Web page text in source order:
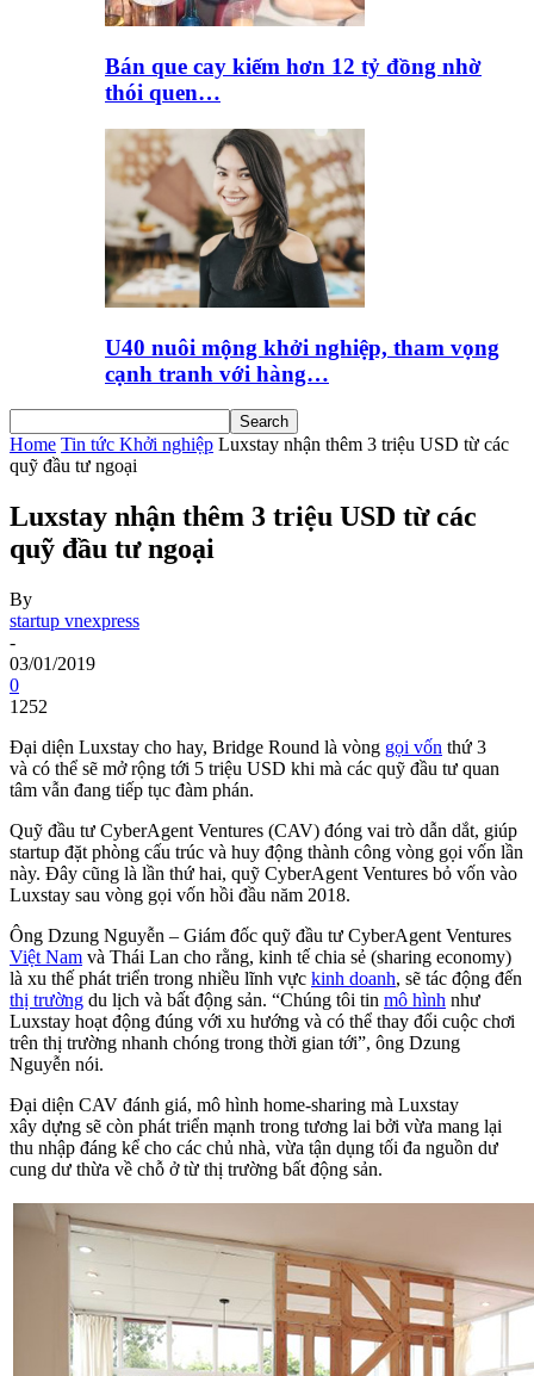
Bán que cay kiếm hơn 12 tỷ đồng nhờ
thói quen…
U40 nuôi mộng khởi nghiệp, tham vọng
cạnh tranh với hàng…
Home Tin tức Khởi nghiệp Luxstay nhận thêm 3 triệu USD từ các
quỹ đầu tư ngoại
Luxstay nhận thêm 3 triệu USD từ các
quỹ đầu tư ngoại
By
startup vnexpress
-
03/01/2019
0
1252
Đại diện Luxstay cho hay, Bridge Round là vòng gọi vốn thứ 3
và có thể sẽ mở rộng tới 5 triệu USD khi mà các quỹ đầu tư quan
tâm vẫn đang tiếp tục đàm phán.
Quỹ đầu tư CyberAgent Ventures (CAV) đóng vai trò dẫn dắt, giúp
startup đặt phòng cấu trúc và huy động thành công vòng gọi vốn lần
này. Đây cũng là lần thứ hai, quỹ CyberAgent Ventures bỏ vốn vào
Luxstay sau vòng gọi vốn hồi đầu năm 2018.
Ông Dzung Nguyễn – Giám đốc quỹ đầu tư CyberAgent Ventures
Việt Nam và Thái Lan cho rằng, kinh tế chia sẻ (sharing economy)
là xu thế phát triển trong nhiều lĩnh vực kinh doanh, sẽ tác động đến
thị trường du lịch và bất động sản. “Chúng tôi tin mô hình như
Luxstay hoạt động đúng với xu hướng và có thể thay đổi cuộc chơi
trên thị trường nhanh chóng trong thời gian tới”, ông Dzung
Nguyễn nói.
Đại diện CAV đánh giá, mô hình home-sharing mà Luxstay
xây dựng sẽ còn phát triển mạnh trong tương lai bởi vừa mang lại
thu nhập đáng kể cho các chủ nhà, vừa tận dụng tối đa nguồn dư
cung dư thừa về chỗ ở từ thị trường bất động sản.